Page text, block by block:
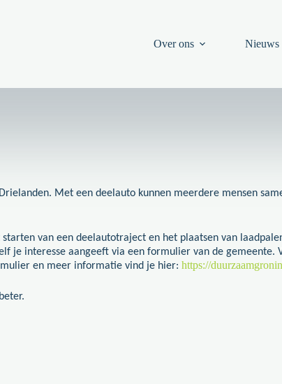
Over ons Nieuws
Met een deelauto kunnen meerdere mensen
van een deelautotraject en het plaatsen van
je interesse aangeeft via een formulier van de gemeente.
en meer informatie vind je hier: https://